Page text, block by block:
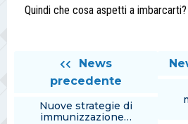
Quindi che cosa aspetti a imbarcarti?
News
precedente
Nuove strategie di
immunizzazione…